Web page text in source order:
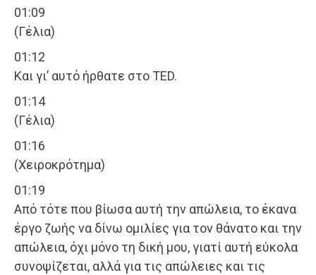
01:09
(Γέλια)
01:12
Και γι’ αυτό ήρθατε στο TED.
01:14
(Γέλια)
01:16
(Χειροκρότημα)
01:19
Από τότε που βίωσα αυτή την απώλεια, το έκανα
έργο ζωής να δίνω ομιλίες για τον θάνατο και την
απώλεια, όχι μόνο τη δική μου, γιατί αυτή εύκολα
συνοψίζεται, αλλά για τις απώλειες και τις